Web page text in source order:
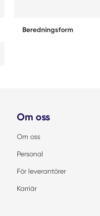
Beredningsform
Om oss
Om oss
Personal
För leverantörer
Karriär